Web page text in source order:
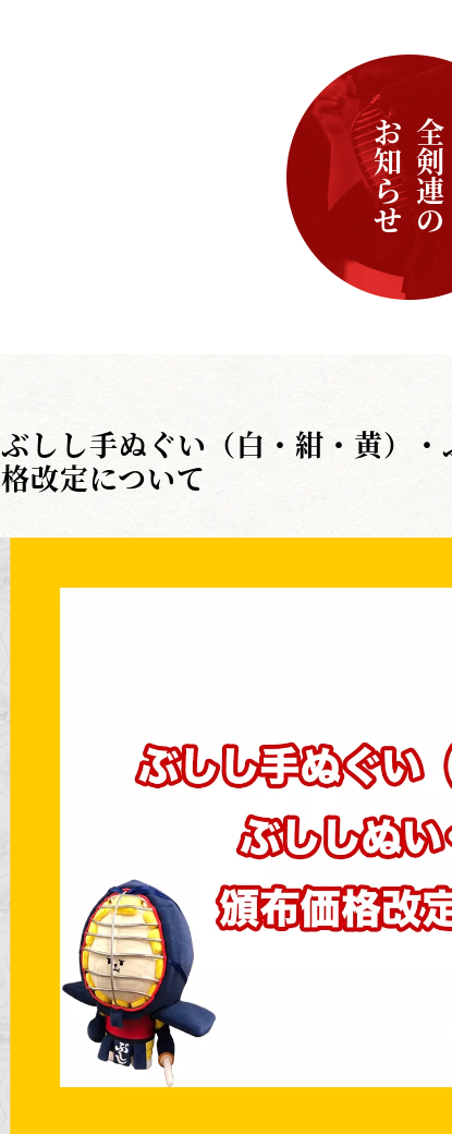
全剣連の
お知らせ
ぶしし手ぬぐい（白・紺・黄）
格改定について